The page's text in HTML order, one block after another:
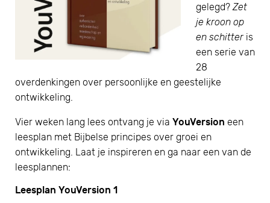
gelegd?Zet
je kroon op
en schitter is
een serie van
28
overdenkingen over persoonlijke en geestelijke
ontwikkeling.
Vier weken lang lees ontvang je via YouVersion een
leesplan met Bijbelse principes over groei en
ontwikkeling. Laat je inspireren en ga naar een van de
leesplannen:
Leesplan YouVersion 1